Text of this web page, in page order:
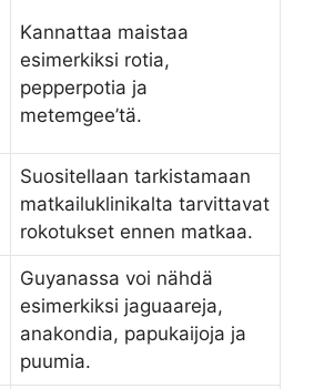
Kannattaa maistaa
esimerkiksi rotia,
pepperpotia ja
metemgee’tä.
Suositellaan tarkistamaan
matkailuklinikalta tarvittavat
rokotukset ennen matkaa.
Guyanassa voi nähdä
esimerkiksi jaguaareja,
anakondia, papukaijoja ja
puumia.